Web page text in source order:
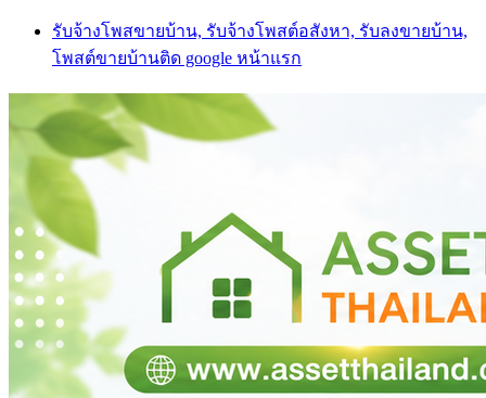
Skip
content
รับจ้างโพสขายบ้าน, รับจ้างโพสต์อสังหา, รับลงขายบ้าน,
โพสต์ขายบ้านติด google หน้าแรก